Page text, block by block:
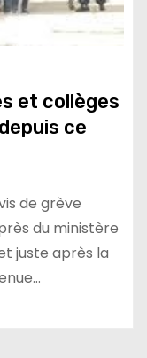
et collèges
ce
de grève
du ministère
juste après la